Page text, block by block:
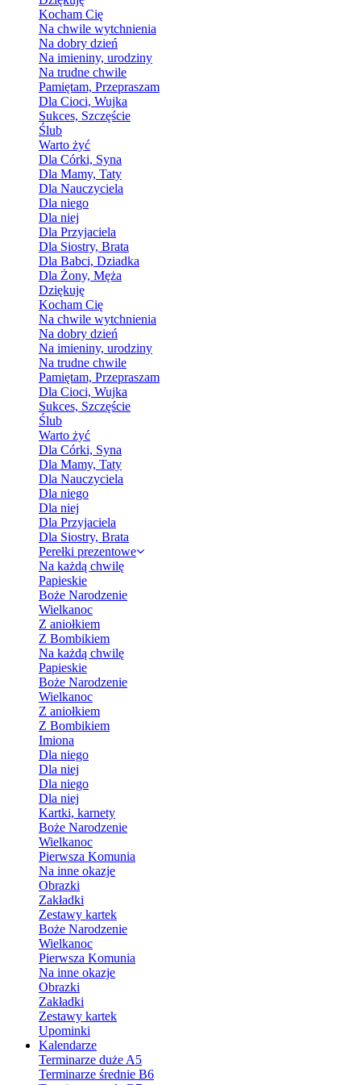
Kocham Cię
Na chwile wytchnienia
Na dobry dzień
Na imieniny, urodziny
Na trudne chwile
Pamiętam, Przepraszam
Dla Cioci, Wujka
Sukces, Szczęście
Ślub
Warto żyć
Dla Córki, Syna
Dla Mamy, Taty
Dla Nauczyciela
Dla niego
Dla niej
Dla Przyjaciela
Dla Siostry, Brata
Dla Babci, Dziadka
Dla Żony, Męża
Dziękuję
Kocham Cię
Na chwile wytchnienia
Na dobry dzień
Na imieniny, urodziny
Na trudne chwile
Pamiętam, Przepraszam
Dla Cioci, Wujka
Sukces, Szczęście
Ślub
Warto żyć
Dla Córki, Syna
Dla Mamy, Taty
Dla Nauczyciela
Dla niego
Dla niej
Dla Przyjaciela
Dla Siostry, Brata
Perełki prezentowe
Na każdą chwilę
Papieskie
Boże Narodzenie
Wielkanoc
Z aniołkiem
Z Bombikiem
Na każdą chwilę
Papieskie
Boże Narodzenie
Wielkanoc
Z aniołkiem
Z Bombikiem
Imiona
Dla niego
Dla niej
Dla niego
Dla niej
Kartki, karnety
Boże Narodzenie
Wielkanoc
Pierwsza Komunia
Na inne okazje
Obrazki
Zakładki
Zestawy kartek
Boże Narodzenie
Wielkanoc
Pierwsza Komunia
Na inne okazje
Obrazki
Zakładki
Zestawy kartek
Upominki
Kalendarze
Terminarze duże A5
Terminarze średnie B6